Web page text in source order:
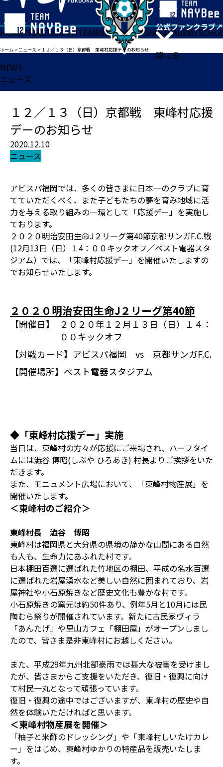
閉じる
HOMETICKETMATCHTEAMNEWSGOODSFANACADEMY
ホーム >ニュース > １２／１３（日）京都戦 東峰村応援デーのお知らせ
NEWS
ニュース
１２／１３（日）京都戦 東峰村応援
デーのお知らせ
2020.12.10
ニュース
アビスパ福岡では、多くの皆さまに日本一のクラブに育
てていただくべく、また子どもたちの夢を育み地域に活
力を与える取り組みの一環として「応援デー」を実施し
ております。
２０２０明治安田生命J２リーグ第40節京都サンガF.C.戦
(12月13日（日）１4：００キックオフ／ベスト電器スタ
ジアム）では、「東峰村応援デー」を開催いたしますの
でお知らせいたします。
２０２０明治安田生命J２リーグ第40節
【開催日】
２０２０年１２月１３日（日）１４：
００キックオフ
【対戦カード】 アビスパ福岡 vs 京都サンガF.C.
【開催場所】 ベスト電器スタジアム
◆「東峰村応援デー」実施
当日は、東峰村の方々が応援にご来場され、ハーフタイ
ムには澁谷 博昭(しぶや ひろあき) 村長よりご挨拶をいた
だきます。
また、モニュメント広場において、「東峰村物産展」を
開催いたします。
＜東峰村のご紹介＞
東峰村長 澁谷 博昭
東峰村は福岡県と大分県の県境の静かな山間にある自然
も人も、生命力にあふれた村です。
日本棚田百選に選ばれた竹地区の棚田、平成の名水百選
に選ばれた岩屋湧水など美しい自然に囲まれており、岩
屋神社や小石原焼きなど歴史文化も豊かな村です。
小石原焼きの窯元は約50件あり、例年5月と10月には民
陶むら祭りが開催されています。新たに古民家ヴィラ
「あんたげ」や里山カフェ「棚田屋」がオープンしまし
たので、皆さま是非東峰村にお越しください。
また、平成29年九州北部豪雨では甚大な被害を受けまし
たが、皆さまからご支援をいただき、復旧・復興に向け
て村民一丸となって頑張っています。
復旧・復興の途中ではございますが、東峰村の歴史や自
然を体験いただければと思います。
＜東峰村物産展を開催＞
「柚子と米酢のドレッシング」や「東峰村しいたけカレ
ー」をはじめ、東峰村ゆかりの特産品を販売いたしま
す。